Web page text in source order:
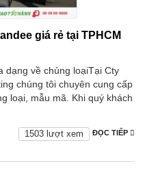
giá rẻ tại TPHCM
dạng về chủng loạiTại Cty
chúng tôi chuyên cung cấp
loại, mẫu mã. Khi quý khách
ĐỌC TIẾP
1503 lượt xem